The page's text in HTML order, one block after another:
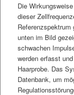
Die
dieser
Referenzspektrum
unten im Bild
schwachen
werden erfasst
Haarprobe. Das
Datenbank, um